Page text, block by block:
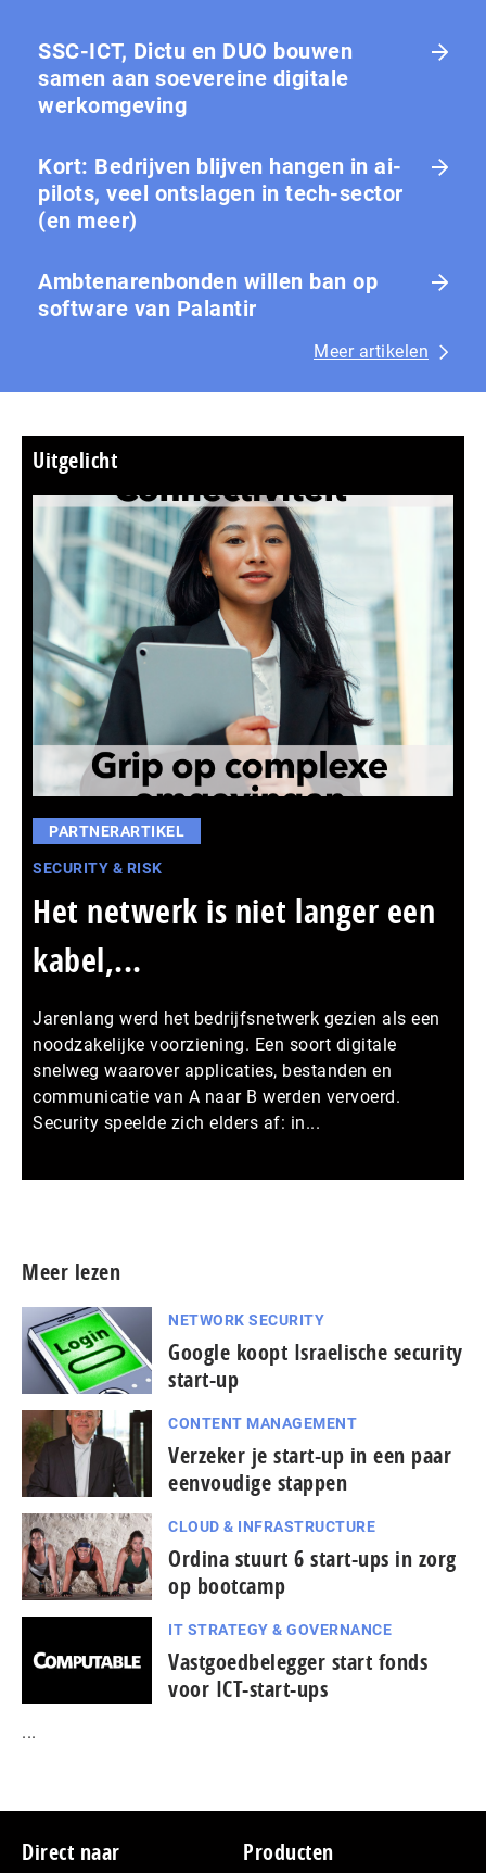
SSC-ICT, Dictu en DUO bouwen
samen aan soevereine digitale
werkomgeving
Kort: Bedrijven blijven hangen in ai-
pilots, veel ontslagen in tech-sector
(en meer)
Ambtenarenbonden willen ban op
software van Palantir
Meer artikelen
Uitgelicht
PARTNERARTIKEL
SECURITY & RISK
Het netwerk is niet langer een
kabel,...
Jarenlang werd het bedrijfsnetwerk gezien als een
noodzakelijke voorziening. Een soort digitale
snelweg waarover applicaties, bestanden en
communicatie van A naar B werden vervoerd.
Security speelde zich elders af: in...
Meer lezen
NETWORK SECURITY
Google koopt Israelische security
start-up
CONTENT MANAGEMENT
Verzeker je start-up in een paar
eenvoudige stappen
CLOUD & INFRASTRUCTURE
Ordina stuurt 6 start-ups in zorg
op bootcamp
IT STRATEGY & GOVERNANCE
Vastgoedbelegger start fonds
voor ICT-start-ups
...
Footer
Direct naar Producten